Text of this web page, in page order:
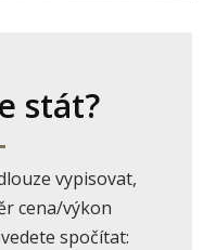
stát?
vypisovat,
cena/výkon
spočítat: